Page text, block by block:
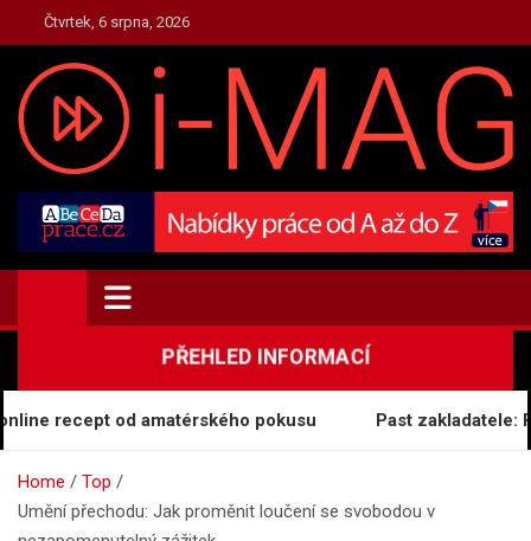
to
content
Čtvrtek, 6 srpna, 2026
TOP.I-MAG.CZ
Magazín Zpravodajství
PŘEHLED INFORMACÍ
recept od amatérského pokusu Past zakladatele:
Home
Top
Umění přechodu: Jak proměnit loučení se svobodou v